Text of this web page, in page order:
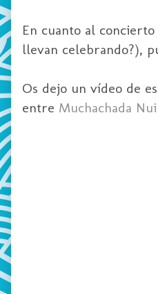
En cuanto al
llevan celebrando?),
Os dejo un vídeo de
entre Muchachada Nui